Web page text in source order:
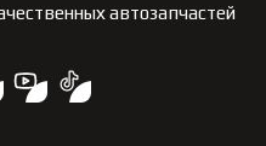
автозапчастей